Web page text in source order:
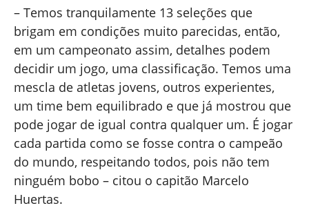
– Temos tranquilamente 13 seleções que
brigam em condições muito parecidas, então,
em um campeonato assim, detalhes podem
decidir um jogo, uma classificação. Temos uma
mescla de atletas jovens, outros experientes,
um time bem equilibrado e que já mostrou que
pode jogar de igual contra qualquer um. É jogar
cada partida como se fosse contra o campeão
do mundo, respeitando todos, pois não tem
ninguém bobo – citou o capitão Marcelo
Huertas.